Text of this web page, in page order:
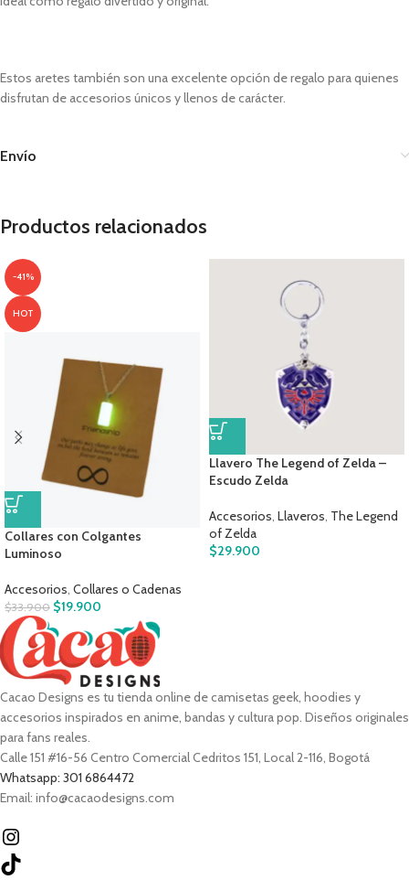
Estos aretes también son una excelente opción de regalo para quienes
disfrutan de accesorios únicos y llenos de carácter.
Envío
Productos relacionados
-41%
HOT
Collares con Colgantes
Luminoso
Accesorios Collares o Cadenas
$33.900 $19.900
Llavero The Legend of Zelda –
Escudo Zelda
Accesorios Llaveros The Legend
of Zelda
$29.900
Cacao Designs es tu tienda online de camisetas geek, hoodies y
accesorios inspirados en anime, bandas y cultura pop. Diseños originales
para fans reales.
Calle 151 #16-56 Centro Comercial Cedritos 151, Local 2-116, Bogotá
Whatsapp: 301 6864472
Email: info@cacaodesigns.com